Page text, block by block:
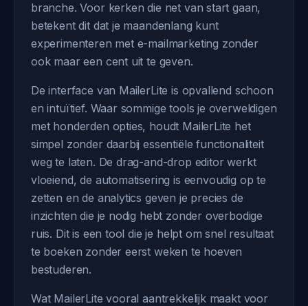
branche. Voor kerken die net van start gaan,
betekent dit dat je maandenlang kunt
experimenteren met e-mailmarketing zonder
ook maar een cent uit te geven.
De interface van MailerLite is opvallend schoon
en intuïtief. Waar sommige tools je overweldigen
met honderden opties, houdt MailerLite het
simpel zonder daarbij essentiële functionaliteit
weg te laten. De drag-and-drop editor werkt
vloeiend, de automatisering is eenvoudig op te
zetten en de analytics geven je precies de
inzichten die je nodig hebt zonder overbodige
ruis. Dit is een tool die je helpt om snel resultaat
te boeken zonder eerst weken te hoeven
bestuderen.
Wat MailerLite vooral aantrekkelijk maakt voor